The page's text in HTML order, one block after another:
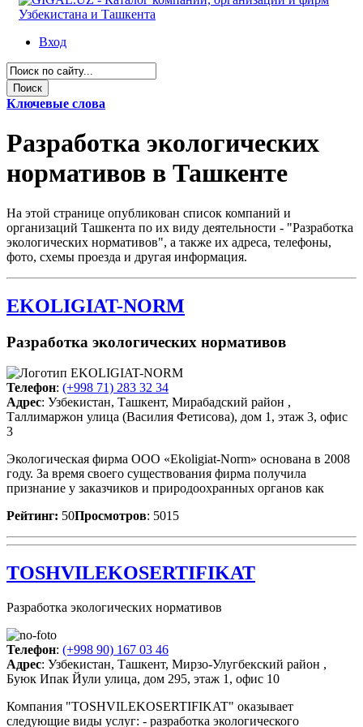
Вход
Ключевые слова
Разработка экологических
нормативов в Ташкенте
На этой странице опубликован список компаний и
организаций Ташкента по их виду деятельности - "Разработка
экологических нормативов", а также их адреса, телефоны,
фото, схемы проезда и другая информация.
EKOLIGIAT-NORM
Разработка экологических нормативов
Телефон: (+998 71) 283 32 34
Адрес: Узбекистан, Ташкент, Мирабадский район ,
Таллимаржон улица (Василия Фетисова), дом 1, этаж 3, офис
3
Экологическая фирма ООО «Ekoligiat-Norm» основана в 2008
году. За время своего существования фирма получила
признание у заказчиков и природоохранных органов как
Рейтинг: 50Просмотров: 5015
TOSHVILEKOSERTIFIKAT
Разработка экологических нормативов
Телефон: (+998 90) 167 03 46
Адрес: Узбекистан, Ташкент, Мирзо-Улугбекский район ,
Буюк Ипак Йули улица, дом 295, этаж 1, офис 10
Компания "TOSHVILEKOSERTIFIKAT" оказывает
следующие виды услуг: - разработка экологического